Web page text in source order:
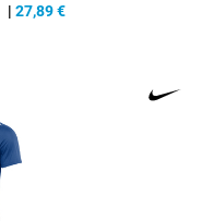
| 27,89€